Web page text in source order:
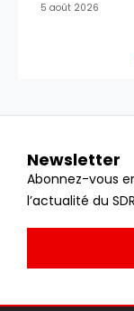
5 août 2026
Newsletter
Abonnez-vous
l’actualité du